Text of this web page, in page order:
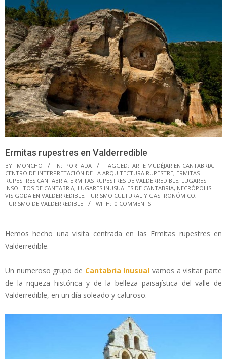
Ermitas rupestres en Valderredible
BY: MONCHO IN: PORTADA TAGGED: ARTE MUDÉJAR EN CANTABRIA,
CENTRO DE INTERPRETACIÓN DE LA ARQUITECTURA RUPESTRE, ERMITAS
RUPESTRES CANTABRIA, ERMITAS RUPESTRES DE VALDERREDIBLE, LUGARES
INSOLITOS DE CANTABRIA, LUGARES INUSUALES DE CANTABRIA, NECRÓPOLIS
VISIGODA EN VALDERREDIBLE, TURISMO CULTURAL Y GASTRONÓMICO,
TURISMO DE VALDERREDIBLE
WITH: 0 COMMENTS
Hemos hecho una visita centrada en las Ermitas rupestres en
Valderredible.
Un numeroso grupo de Cantabria Inusual vamos a visitar parte
de la riqueza histórica y de la belleza paisajística del valle de
Valderredible, en un día soleado y caluroso.